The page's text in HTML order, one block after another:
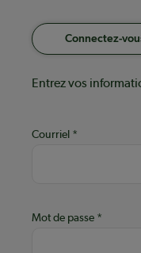
Connectez-
Entrez vos
Courriel
Mot de passe